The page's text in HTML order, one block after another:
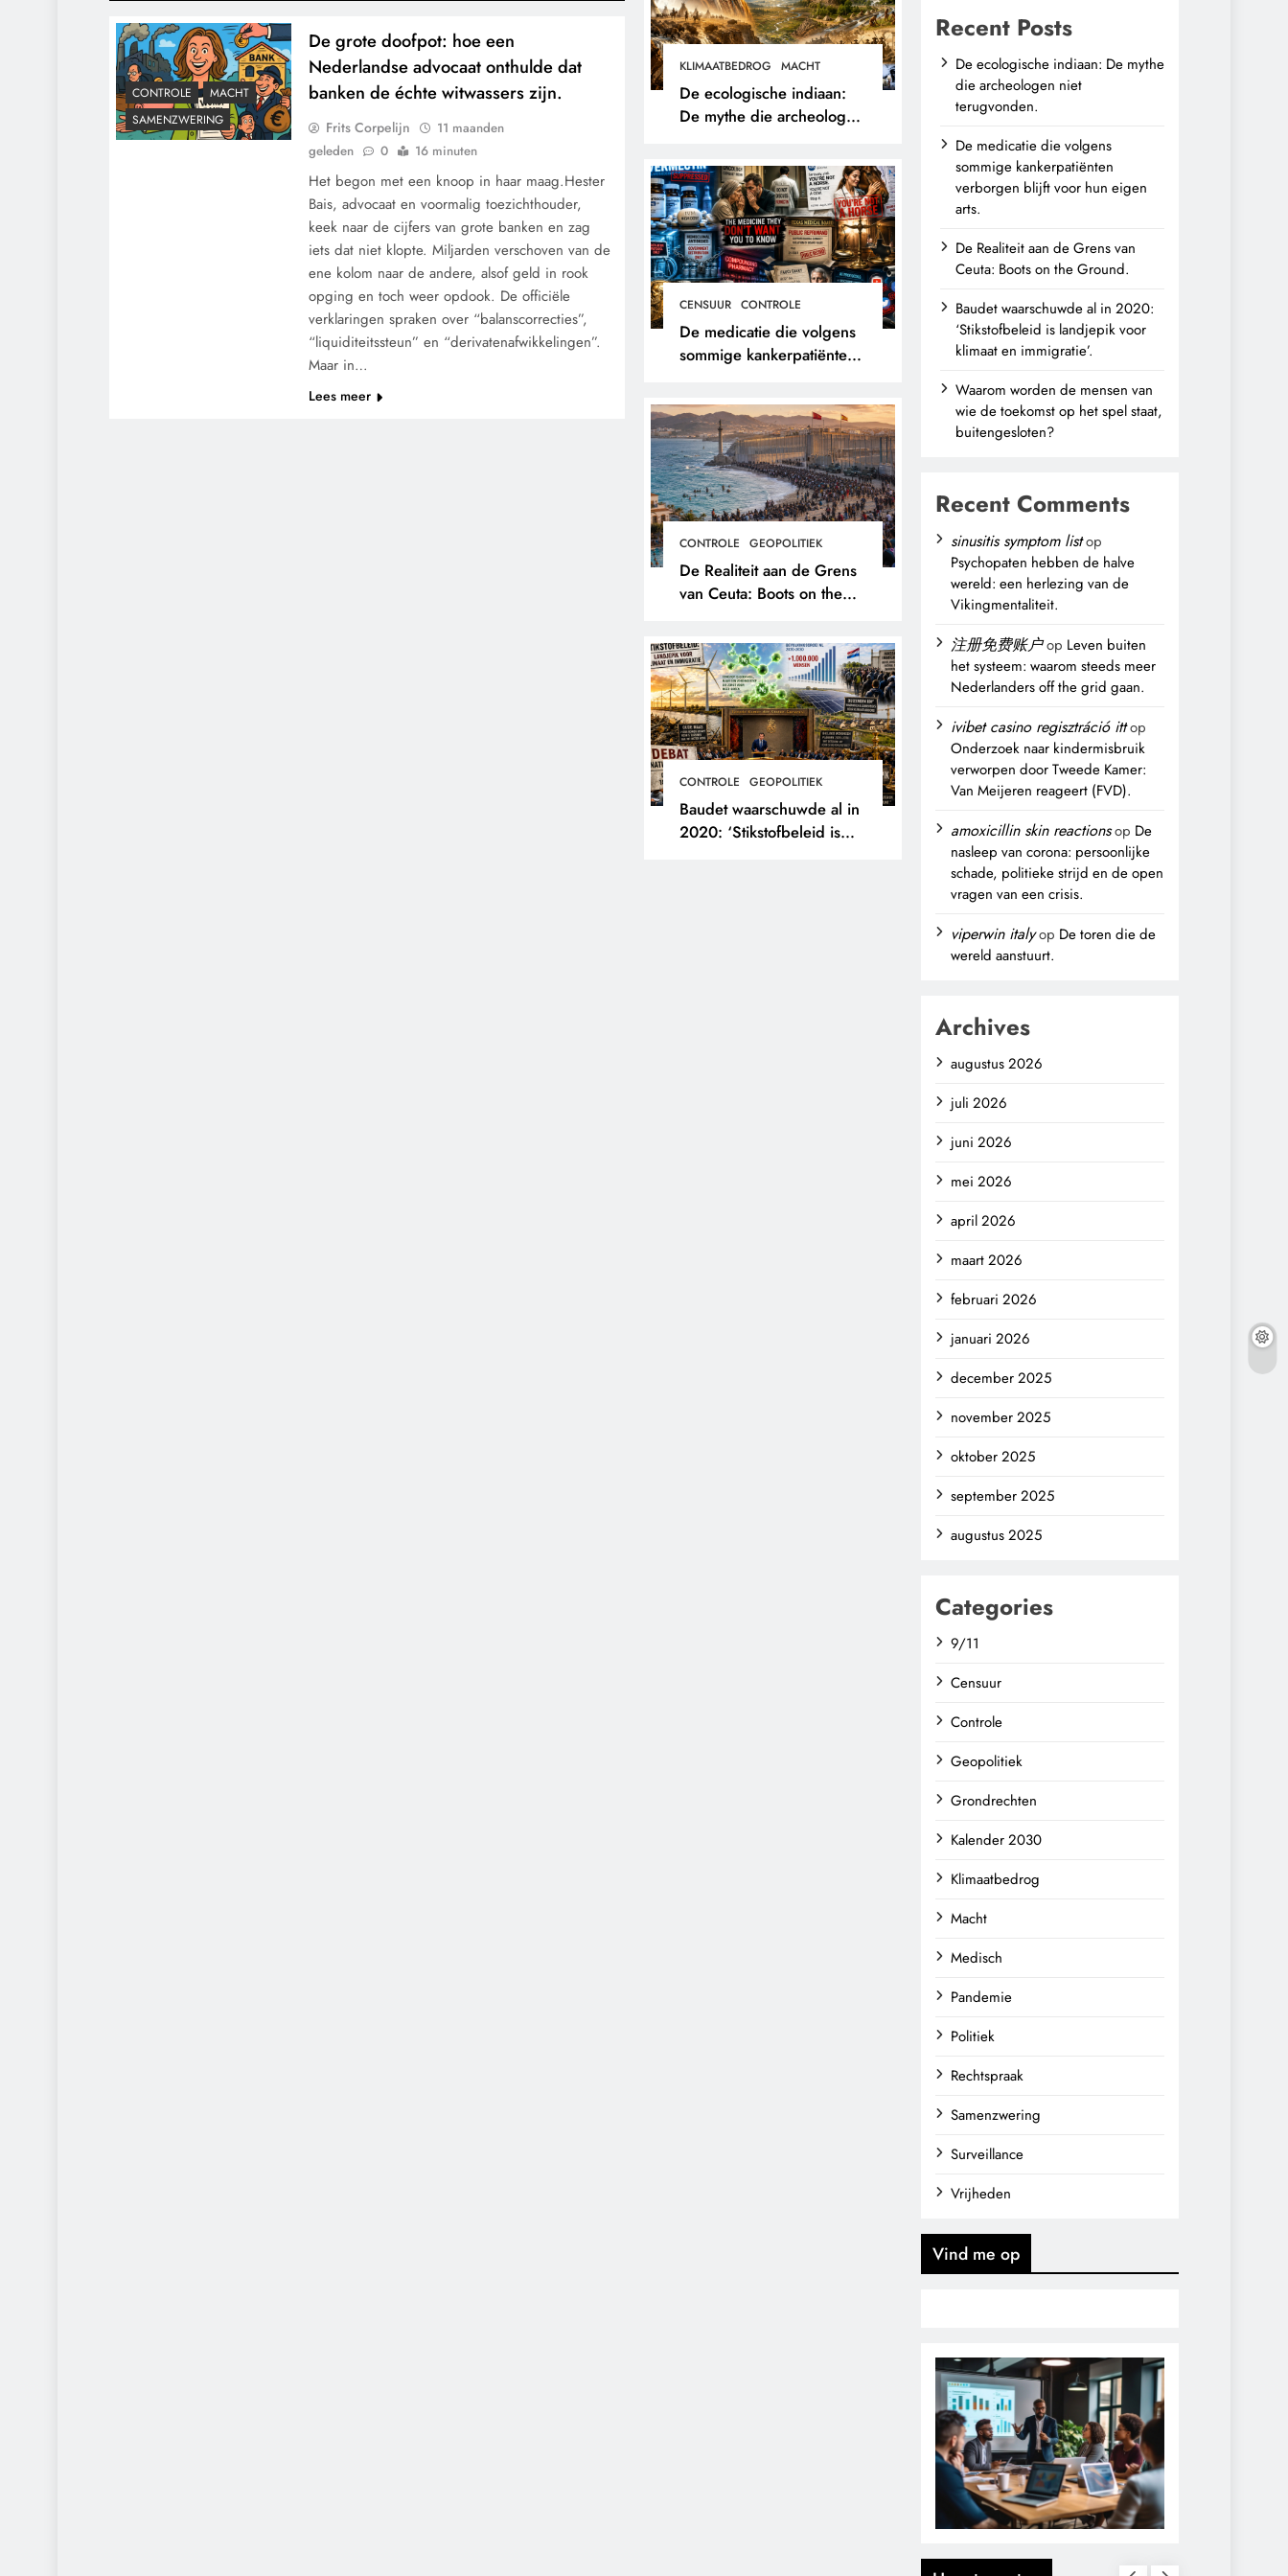
KLIMAATBEDROG MACHT
De ecologische indiaan:
De mythe die archeologen
CENSUUR CONTROLE
De medicatie die volgens
sommige kankerpatiënten
eigen arts.
CONTROLE GEOPOLITIEK
De Realiteit aan de Grens
van Ceuta: Boots on the
CONTROLE GEOPOLITIEK
Baudet waarschuwde al in
2020: ‘Stikstofbeleid is
CONTROLE
MACHT
SAMENZWERING
De grote doofpot: hoe een
Nederlandse advocaat onthulde dat
banken de échte witwassers zijn.
Frits Corpelijn
11 maanden
geleden
0 16 minuten
Het begon met een knoop in haar maag.Hester
Bais, advocaat en voormalig toezichthouder,
keek naar de cijfers van grote banken en zag
iets dat niet klopte. Miljarden verschoven van de
ene kolom naar de andere, alsof geld in rook
opging en toch weer opdook. De officiële
verklaringen spraken over “balanscorrecties”,
“liquiditeitssteun” en “derivatenafwikkelingen”.
Maar in…
Lees meer
Recent Posts
De ecologische indiaan: De mythe
die archeologen niet
terugvonden.
De medicatie die volgens
sommige kankerpatiënten
verborgen blijft voor hun eigen
arts.
De Realiteit aan de Grens van
Ceuta: Boots on the Ground.
Baudet waarschuwde al in 2020:
‘Stikstofbeleid is landjepik voor
klimaat en immigratie’.
Waarom worden de mensen van
wie de toekomst op het spel staat,
buitengesloten?
Recent Comments
sinusitis symptom listop
Psychopaten hebben de halve
wereld: een herlezing van de
Vikingmentaliteit.
注册免费账户op Leven buiten
het systeem: waarom steeds meer
Nederlanders off the grid gaan.
ivibet casino regisztráció ittop
Onderzoek naar kindermisbruik
verworpen door Tweede Kamer:
Van Meijeren reageert (FVD).
amoxicillin skin reactionsop De
nasleep van corona: persoonlijke
schade, politieke strijd en de open
vragen van een crisis.
viperwin italyop De toren die de
wereld aanstuurt.
Archives
augustus 2026
juli 2026
juni 2026
mei 2026
april 2026
maart 2026
februari 2026
januari 2026
december 2025
november 2025
oktober 2025
september 2025
augustus 2025
Categories
9/11
Censuur
Controle
Geopolitiek
Grondrechten
Kalender 2030
Klimaatbedrog
Macht
Medisch
Pandemie
Politiek
Rechtspraak
Samenzwering
Surveillance
Vrijheden
Vind me op